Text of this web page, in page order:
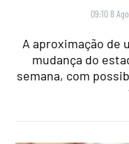
09:10 8
A aproximação de
mudança do
semana, com